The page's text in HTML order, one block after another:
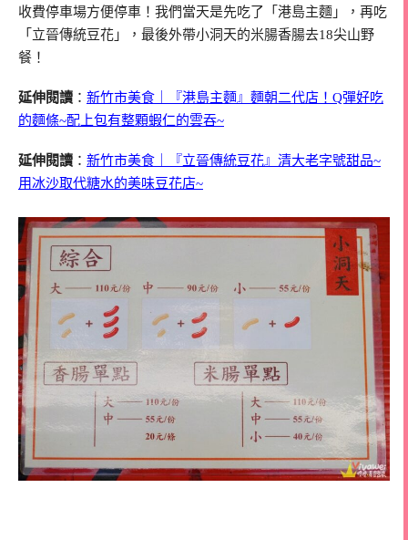
收費停車場方便停車！我們當天是先吃了「港島主麵」，再吃
「立晉傳統豆花」，最後外帶小洞天的米腸香腸去18尖山野
餐！
延伸閱讀 ： 新竹市美食｜『港島主麵』麵朝二代店！Q彈好吃
的麵條~配上包有整顆蝦仁的雲吞~
延伸閱讀 ： 新竹市美食｜『立晉傳統豆花』清大老字號甜品~
用冰沙取代糖水的美味豆花店~